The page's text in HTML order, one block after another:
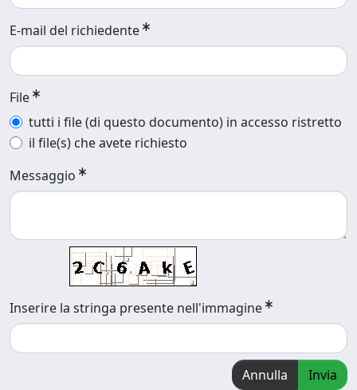
E-mail del richiedente
File
tutti i file (di questo documento) in accesso ristretto
il file(s) che avete richiesto
Messaggio
Inserire la stringa presente nell'immagine
Annulla Invia